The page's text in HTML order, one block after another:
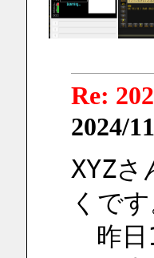
Re:
2024/
XYZ
くです
昨日